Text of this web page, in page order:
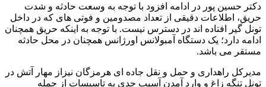
دکتر حسین پور در ادامه افزود با توجه به وسعت حادثه و شدت
حریق، اطلاعات دقیقی از تعداد مصدومین و فوتی های که در داخل
تونل گیر افتاده اند در دسترس نیست. با توجه به اینکه حریق همچنان
ادامه دارد؛ یک دستگاه آمبولانس اورژانس همچنان در محل حادثه
مستقر می باشد.
مدیرکل راهداری و حمل و نقل جاده ای هرمزگان نیزاز مهار آتش در
تونل تنگه زاغ و وارد آمدن آسیب جدی به تاسیسات از جمله